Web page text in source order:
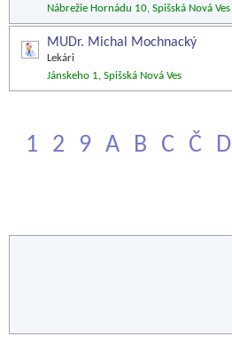
Nábrežie Hornádu 10, Spišská Nová Ves
MUDr. Michal Mochnacký
Lekári
Jánskeho 1, Spišská Nová Ves
1 2 9 A B C Č D